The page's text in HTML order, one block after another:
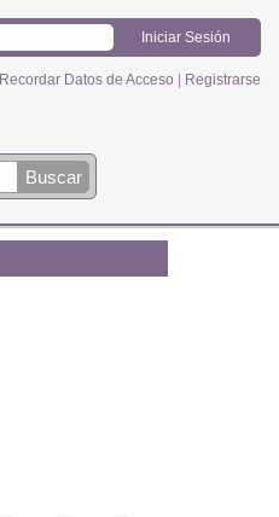
Recordar Datos de Acceso Registrarse